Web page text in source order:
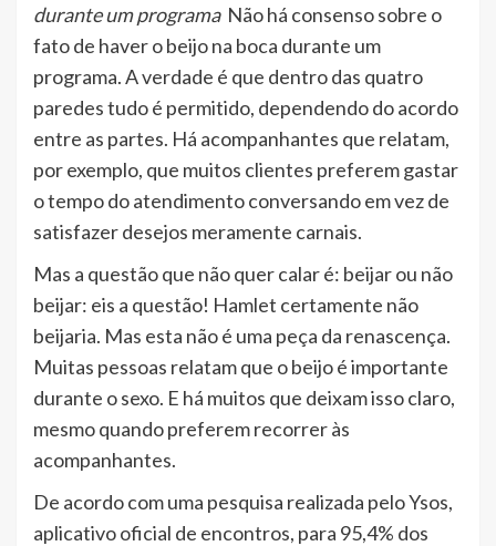
durante um programa Não há consenso sobre o
fato de haver o beijo na boca durante um
programa. A verdade é que dentro das quatro
paredes tudo é permitido, dependendo do acordo
entre as partes. Há acompanhantes que relatam,
por exemplo, que muitos clientes preferem gastar
o tempo do atendimento conversando em vez de
satisfazer desejos meramente carnais.
Mas a questão que não quer calar é: beijar ou não
beijar: eis a questão! Hamlet certamente não
beijaria. Mas esta não é uma peça da renascença.
Muitas pessoas relatam que o beijo é importante
durante o sexo. E há muitos que deixam isso claro,
mesmo quando preferem recorrer às
acompanhantes.
De acordo com uma pesquisa realizada pelo Ysos,
aplicativo oficial de encontros, para 95,4% dos